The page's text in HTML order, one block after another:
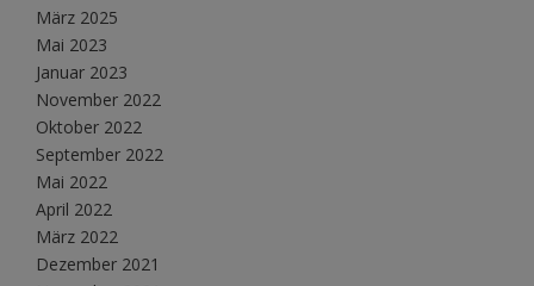
März 2025
Mai 2023
Januar 2023
November 2022
Oktober 2022
September 2022
Mai 2022
April 2022
März 2022
Dezember 2021